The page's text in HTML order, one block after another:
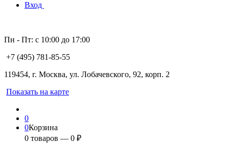
Вход
Пн - Пт: с 10:00 до 17:00
+7 (495) 781-85-55
119454, г. Москва, ул. Лобачевского, 92, корп. 2
Показать на карте
0
0Корзина
0 товаров — 0 ₽